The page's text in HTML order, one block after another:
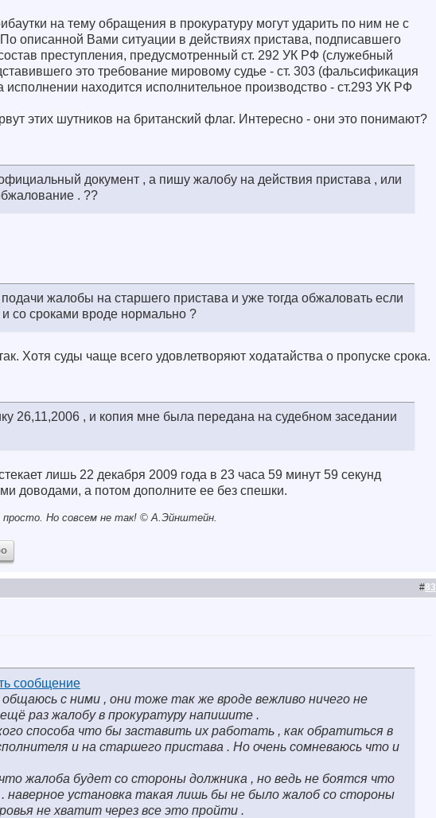
на тему обращения в прокуратуру могут ударить по ним не с
описанной Вами ситуации в действиях пристава, подписавшего
преступления, предусмотренный ст. 292 УК РФ (служебный
это требование мировому судье - ст. 303 (фальсификация
исполнении находится исполнительное производство - ст.293 УК РФ
этих шутников на британский флаг. Интересно - они это понимают?
документ , а пишу жалобу на действия пристава , или
. ??
жалобы на старшего пристава и уже тогда обжаловать если
и со сроками вроде нормально ?
Хотя суды чаще всего удовлетворяют ходатайства о пропуске срока.
26,11,2006 , и копия мне была передана на судебном заседании
лишь 22 декабря 2009 года в 23 часа 59 минут 59 секунд
доводами, а потом дополните ее без спешки.
Но совсем не так! © A.Эйнштейн.
#83
с ними , они тоже так же вроде вежливо ничего не
раз жалобу в прокуратуру напишите .
способа что бы заставить их работать , как обратиться в
и на старшего пристава . Но очень сомневаюсь что и
жалоба будет со стороны должника , но ведь не боятся что
наверное установка такая лишь бы не было жалоб со стороны
не хватит через все это пройти .